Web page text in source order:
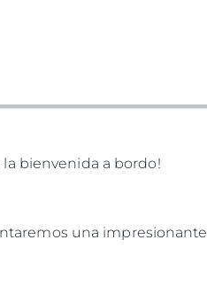
la bienvenida a bordo!
una impresionante
Somos?